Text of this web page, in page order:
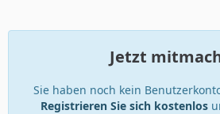
Jetzt
Sie haben noch kein
Registrieren Sie sich kostenlos